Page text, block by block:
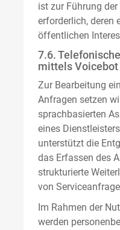
ist zur Führung
erforderlich, deren
öffentlichen
7.6.
mittels Voicebot
Zur Bearbeitung
Anfragen setzen
sprachbasierten
eines
unterstützt die
das Erfassen des
strukturierte
von
Im Rahmen der
werden